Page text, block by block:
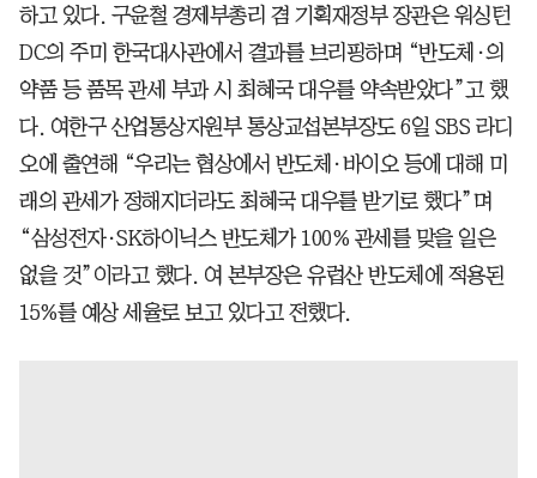
하고 있다. 구윤철 경제부총리 겸 기획재정부 장관은 워싱턴
DC의 주미 한국대사관에서 결과를 브리핑하며 “반도체·의
약품 등 품목 관세 부과 시 최혜국 대우를 약속받았다”고 했
다. 여한구 산업통상자원부 통상교섭본부장도 6일 SBS 라디
오에 출연해 “우리는 협상에서 반도체·바이오 등에 대해 미
래의 관세가 정해지더라도 최혜국 대우를 받기로 했다”며
“삼성전자·SK하이닉스 반도체가 100% 관세를 맞을 일은
없을 것”이라고 했다. 여 본부장은 유럽산 반도체에 적용된
15%를 예상 세율로 보고 있다고 전했다.